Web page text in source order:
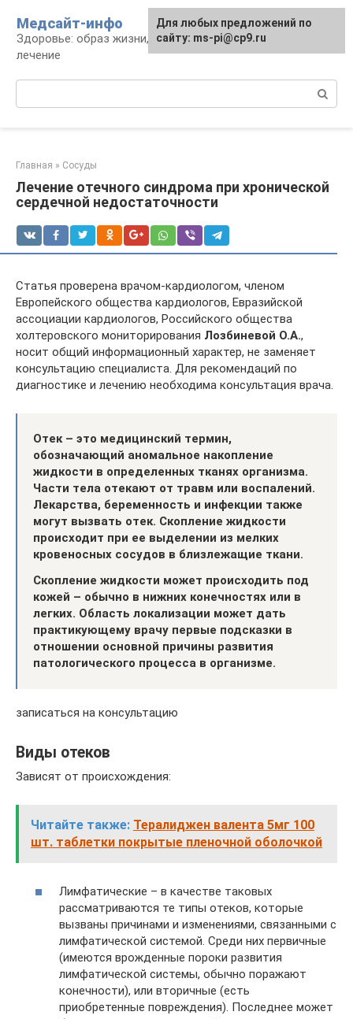
контенту
Медсайт-инфо
Здоровье: образ жизни, профилактика и
лечение
Главная » Сосуды
Лечение отечного синдрома при хронической
сердечной недостаточности
Статья проверена врачом-кардиологом, членом
Европейского общества кардиологов, Евразийской
ассоциации кардиологов, Российского общества
холтеровского мониторирования Лозбиневой О.А.,
носит общий информационный характер, не заменяет
консультацию специалиста. Для рекомендаций по
диагностике и лечению необходима консультация врача.
Отек – это медицинский термин,
обозначающий аномальное накопление
жидкости в определенных тканях организма.
Части тела отекают от травм или воспалений.
Лекарства, беременность и инфекции также
могут вызвать отек. Скопление жидкости
происходит при ее выделении из мелких
кровеносных сосудов в близлежащие ткани.
Скопление жидкости может происходить под
кожей – обычно в нижних конечностях или в
легких. Область локализации может дать
практикующему врачу первые подсказки в
отношении основной причины развития
патологического процесса в организме.
записаться на консультацию
Виды отеков
Зависят от происхождения:
Читайте также: Тералиджен валента 5мг 100
шт. таблетки покрытые пленочной оболочкой
Лимфатические – в качестве таковых
рассматриваются те типы отеков, которые
вызваны причинами и изменениями, связанными с
лимфатической системой. Среди них первичные
(имеются врожденные пороки развития
лимфатической системы, обычно поражают
конечности), или вторичные (есть
приобретенные повреждения). Последнее может
Для любых предложений по
сайту: ms-pi@cp9.ru